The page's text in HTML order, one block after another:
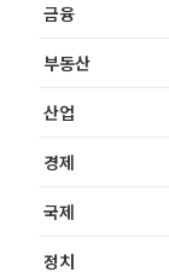
금융
부동산
산업
경제
국제
정치